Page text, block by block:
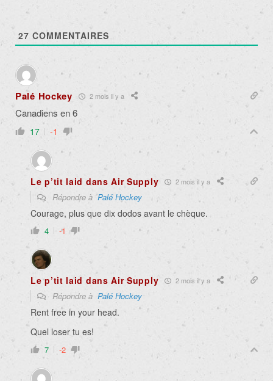
27 COMMENTAIRES
Palé Hockey 2 mois il y a
Canadiens en 6
17 -1
Le p’tit laid dans Air Supply 2 mois il y a
Répondre àPalé Hockey
Courage, plus que dix dodos avant le chèque.
4 -1
Le p’tit laid dans Air Supply 2 mois il y a
Répondre à Palé Hockey
Rent free in your head.
Quel loser tu es!
7 -2